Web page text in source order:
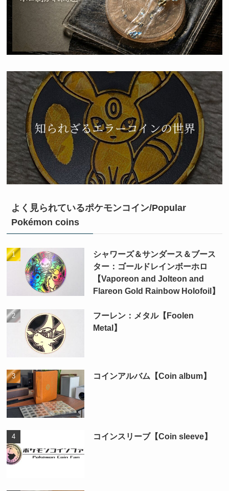
よく見られているポケモンコイン/Popular
Pokémon coins
シャワーズ＆サンダース＆ブース
ター：ゴールドレインボーホロ
【Vaporeon and Jolteon and
Flareon Gold Rainbow Holofoil】
フーレン：メタル【Foolen
Metal】
コインアルバム【Coin album】
コインスリーブ【Coin sleeve】